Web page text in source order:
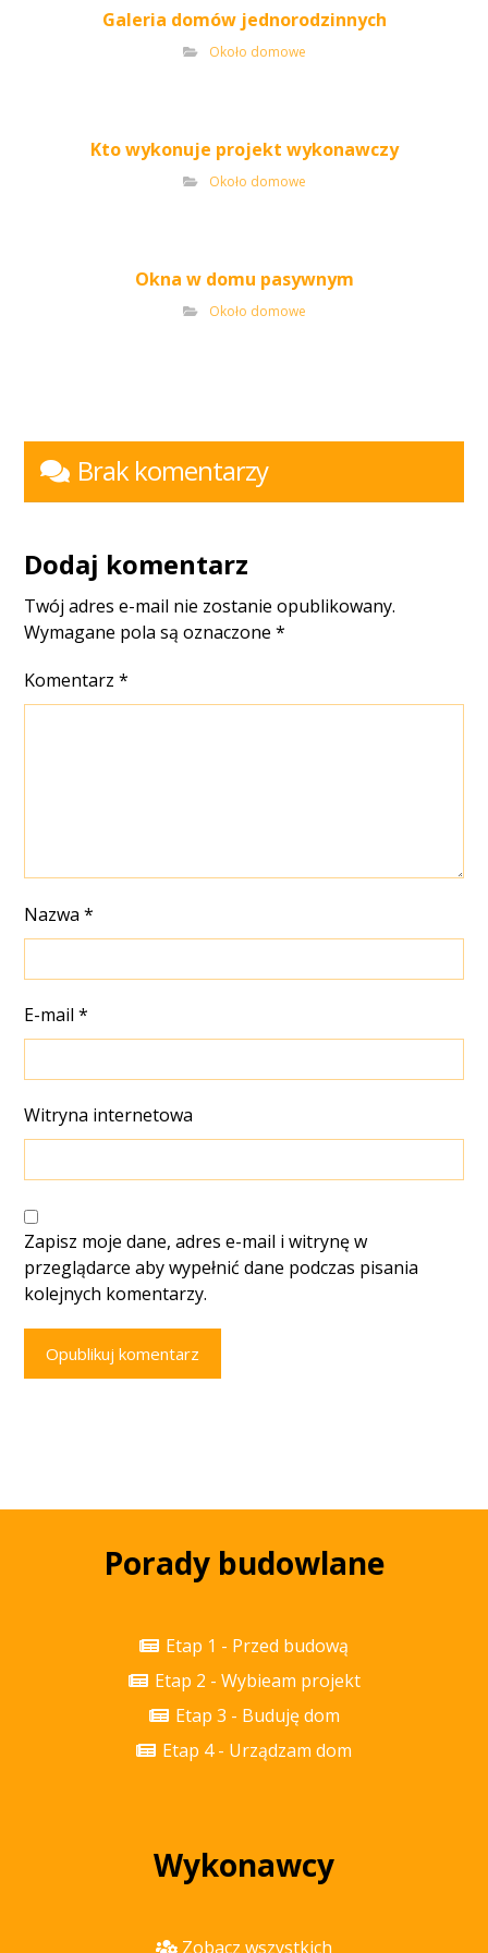
Galeria domów jednorodzinnych
Około domowe
Kto wykonuje projekt wykonawczy
Około domowe
Okna w domu pasywnym
Około domowe
Brak komentarzy
Dodaj komentarz
Twój adres e-mail nie zostanie opublikowany.
Wymagane pola są oznaczone*
Komentarz*
Nazwa*
E-mail*
Witryna internetowa
Zapisz moje dane, adres e-mail i witrynę w
przeglądarce aby wypełnić dane podczas pisania
kolejnych komentarzy.
Opublikuj komentarz
Porady budowlane
Etap 1 - Przed budową
Etap 2 - Wybieam projekt
Etap 3 - Buduję dom
Etap 4 - Urządzam dom
Wykonawcy
Zobacz wszystkich